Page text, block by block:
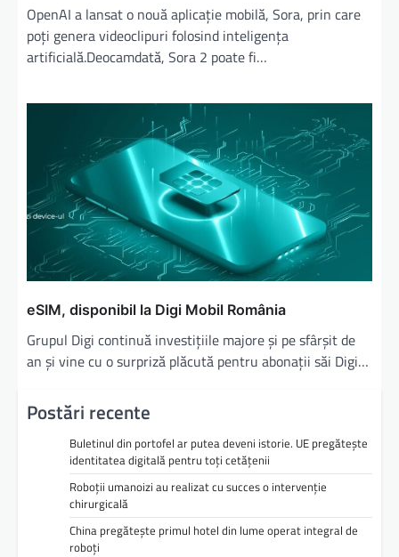
OpenAI a lansat o nouă aplicație mobilă, Sora, prin care
poți genera videoclipuri folosind inteligența
artificială.Deocamdată, Sora 2 poate fi…
eSIM, disponibil la Digi Mobil România
Grupul Digi continuă investiţiile majore şi pe sfârşit de
an şi vine cu o surpriză plăcută pentru abonaţii săi Digi…
Postări recente
Buletinul din portofel ar putea deveni istorie. UE pregătește
identitatea digitală pentru toți cetățenii
Roboții umanoizi au realizat cu succes o intervenție
chirurgicală
China pregătește primul hotel din lume operat integral de
roboți